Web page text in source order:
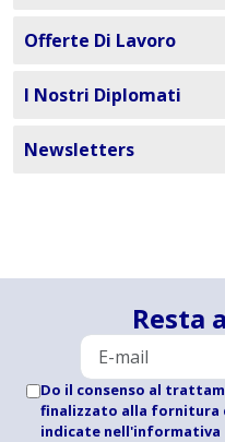
Offerte Di Lavoro
I Nostri Diplomati
Newsletters
Resta
Do il consenso al
finalizzato alla fornitura
indicate nell'informativa